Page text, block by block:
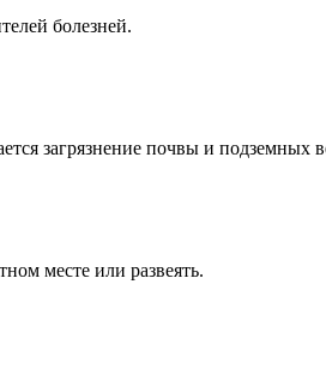
болезней.
загрязнение почвы и подземных
месте или развеять.